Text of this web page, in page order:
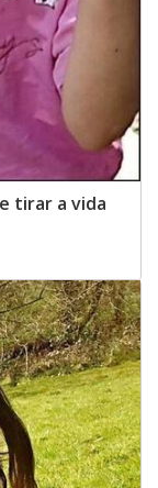
tirar a vida